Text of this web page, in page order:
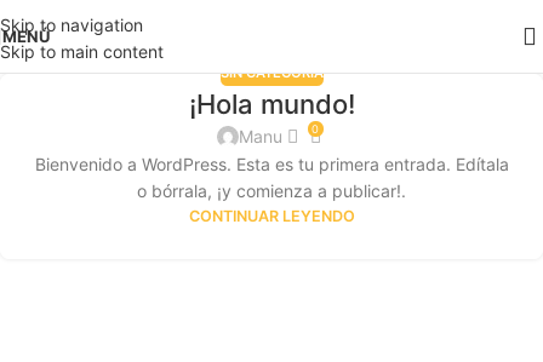
Skip to navigation
Skip to main content
MENÚ
SIN CATEGORÍA
¡Hola mundo!
Manu 0
Bienvenido a WordPress. Esta es tu primera entrada. Edítala
o bórrala, ¡y comienza a publicar!.
CONTINUAR LEYENDO